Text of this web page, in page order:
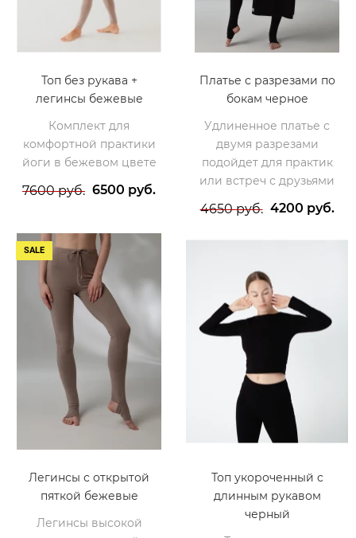
Топ без рукава +
легинсы бежевые
Комплект для
комфортной практики
йоги в бежевом цвете
7600 руб. 6500 руб.
Платье с разрезами по
бокам черное
Удлиненное платье с
двумя разрезами
подойдет для практик
или встреч с друзьями
4650 руб. 4200 руб.
SALE
Легинсы с открытой
пяткой бежевые
Легинсы высокой
Топ укороченный с
длинным рукавом
черный